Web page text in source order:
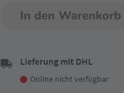
In den Warenkorb
Lieferung mit DHL
Online nicht verfügbar